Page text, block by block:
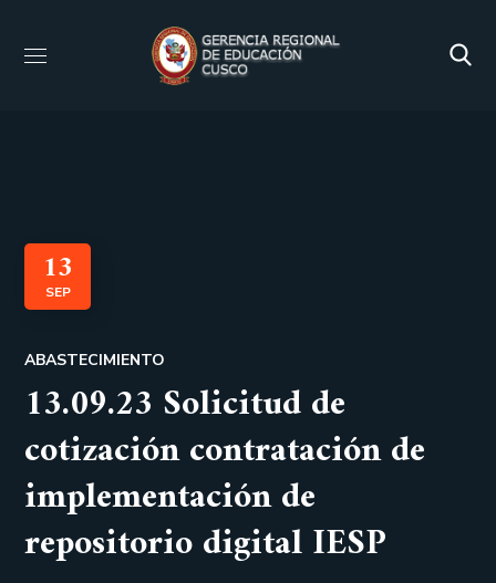
13
SEP
ABASTECIMIENTO
13.09.23 Solicitud de
cotización contratación de
implementación de
repositorio digital IESP